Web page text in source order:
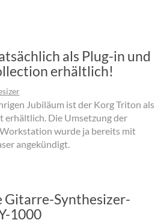
als Plug-in und
erhältlich!
Jubiläum ist der Korg Triton als
Die Umsetzung der
wurde ja bereits mit
angekündigt.
Gitarre-Synthesizer-
1000